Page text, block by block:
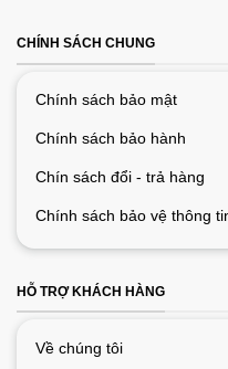
CHÍNH SÁCH CHUNG
Chính sách bảo mật
Chính sách bảo hành
Chín sách đổi - trả hàng
Chính sách bảo vệ thông
HỖ TRỢ KHÁCH HÀNG
Về chúng tôi